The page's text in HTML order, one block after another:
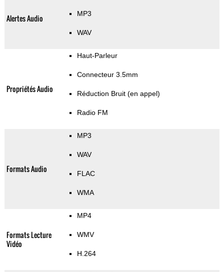
Alertes Audio MP3
WAV
Propriétés Audio
Haut-Parleur
Connecteur 3.5mm
Réduction Bruit (en appel)
Radio FM
Formats Audio
MP3
WAV
FLAC
WMA
Formats Lecture
Vidéo
MP4
WMV
H.264